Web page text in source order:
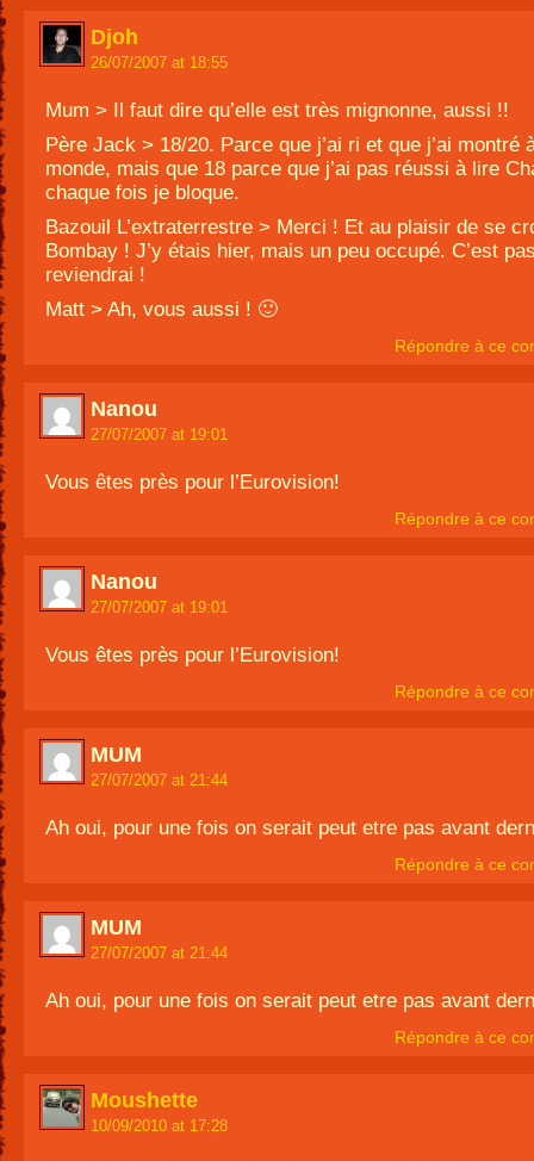
Djoh
26/07/2007 at 18:55
Mum > Il faut dire qu’elle est très mignonne, aussi !!
Père Jack > 18/20. Parce que j’ai ri et que j’ai montré
monde, mais que 18 parce que j’ai pas réussi à lire
chaque fois je bloque.
Bazouil L’extraterrestre > Merci ! Et au plaisir de se
Bombay ! J’y étais hier, mais un peu occupé. C’est
reviendrai !
Matt > Ah, vous aussi ! 🙂
Répondre à ce
Nanou
27/07/2007 at 19:01
Vous êtes près pour l’Eurovision!
Répondre à ce
Nanou
27/07/2007 at 19:01
Vous êtes près pour l’Eurovision!
Répondre à ce
MUM
27/07/2007 at 21:44
Ah oui, pour une fois on serait peut etre pas avant
Répondre à ce
MUM
27/07/2007 at 21:44
Ah oui, pour une fois on serait peut etre pas avant
Répondre à ce
Moushette
10/09/2010 at 17:28